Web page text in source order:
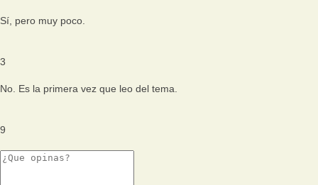
Sí, pero muy poco.
3
No. Es la primera vez que leo del tema.
9